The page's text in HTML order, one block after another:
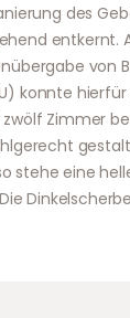
des
entkernt.
von
konnte
Zimmer
stehe eine